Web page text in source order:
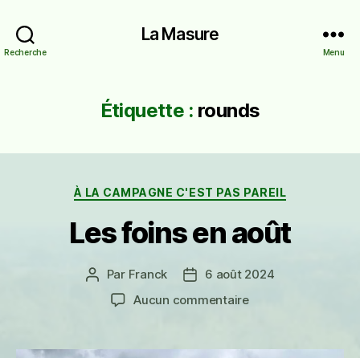
Recherche
La Masure
Menu
Étiquette : rounds
Catégories
À LA CAMPAGNE C'EST PAS PAREIL
Les foins en août
Auteur
l’article
Par Franck
Date6 août 2024
Aucun commentairesur
en